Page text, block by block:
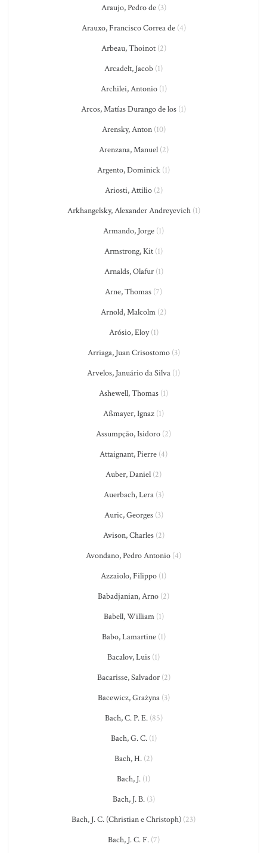
Araujo, Pedro de(3)
Arauxo, Francisco Correa de(4)
Arbeau, Thoinot(2)
Arcadelt, Jacob (1)
Archilei, Antonio(1)
Arcos, Matías Durango de los (1)
Arensky, Anton(10)
Arenzana, Manuel(2)
Argento, Dominick (1)
Ariosti, Attilio(2)
Arkhangelsky, Alexander Andreyevich(1)
Armando, Jorge (1)
Armstrong, Kit (1)
Arnalds, Olafur(1)
Arne, Thomas (7)
Arnold, Malcolm (2)
Arósio, Eloy(1)
Arriaga, Juan Crisostomo(3)
Arvelos, Januário da Silva (1)
Ashewell, Thomas (1)
Aßmayer, Ignaz (1)
Assumpção, Isidoro (2)
Attaignant, Pierre (4)
Auber, Daniel (2)
Auerbach, Lera(3)
Auric, Georges(3)
Avison, Charles(2)
Avondano, Pedro Antonio (4)
Azzaiolo, Filippo (1)
Babadjanian, Arno (2)
Babell, William(1)
Babo, Lamartine(1)
Bacalov, Luis (1)
Bacarisse, Salvador(2)
Bacewicz, Grażyna(3)
Bach, C. P. E.(85)
Bach, G. C.(1)
Bach, H. (2)
Bach, J. (1)
Bach, J. B.(3)
Bach, J. C. (Christian e Christoph) (23)
Bach, J. C. F.(7)